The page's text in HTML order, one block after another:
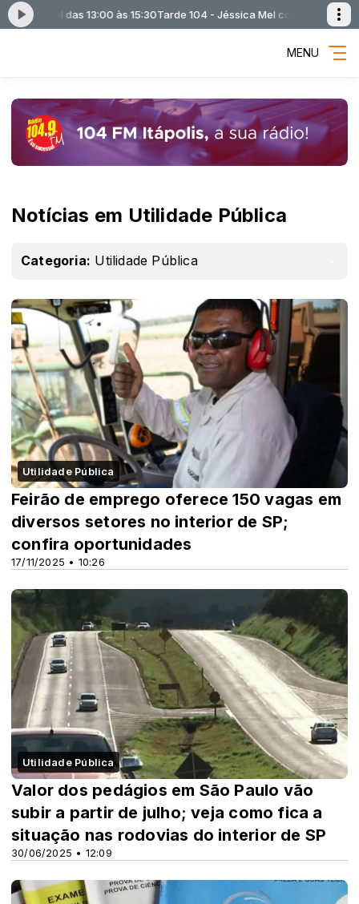
Mel das 13:00 às 15:30Tarde 104 - Jéssica Mel com Tarde 104 -
MENU
Notícias em Utilidade Pública
Categoria: Utilidade Pública
Utilidade Pública
17/11/2025 • 10:26
Feirão de emprego oferece 150 vagas em
diversos setores no interior de SP;
confira oportunidades
Utilidade Pública
30/06/2025 • 12:09
Valor dos pedágios em São Paulo vão
subir a partir de julho; veja como fica a
situação nas rodovias do interior de SP